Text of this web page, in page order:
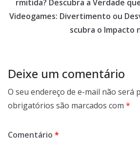
rmitida? Descubra a Verdade
Videogames: Divertimento ou
scubra o Impacto
Deixe um comentário
O seu endereço de e-mail não será
obrigatórios são marcados com *
Comentário *